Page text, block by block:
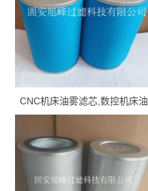
CNC机床油雾滤芯,数控机床油
气分离滤芯